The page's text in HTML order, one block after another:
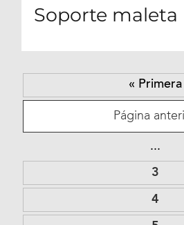
Soporte maleta
« Primera
Página
...
3
4